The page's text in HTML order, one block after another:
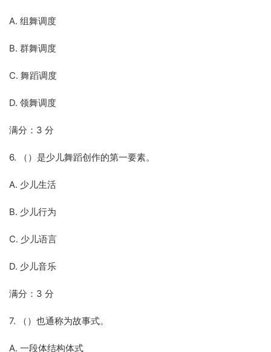
A. 组舞调度
B. 群舞调度
C. 舞蹈调度
D. 领舞调度
满分：3 分
6. （）是少儿舞蹈创作的第一要素。
A. 少儿生活
B. 少儿行为
C. 少儿语言
D. 少儿音乐
满分：3 分
7. （）也通称为故事式。
A. 一段体结构体式